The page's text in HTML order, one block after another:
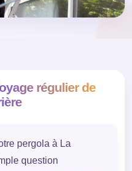
régulier de
pergola à La
question